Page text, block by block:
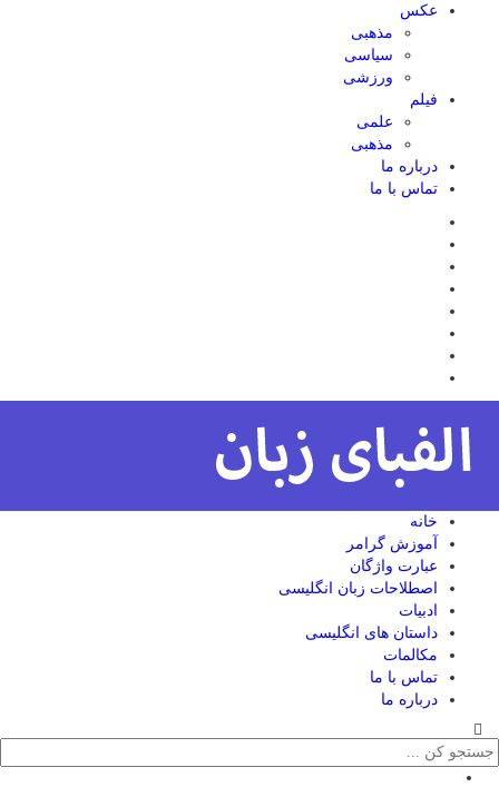
عکس
مذهبی
سیاسی
ورزشی
فیلم
علمی
مذهبی
درباره ما
تماس با ما
خانه
آموزش گرامر
عبارت واژگان
اصطلاحات زبان انگلیسی
ادبیات
داستان های انگلیسی
مکالمات
تماس با ما
درباره ما